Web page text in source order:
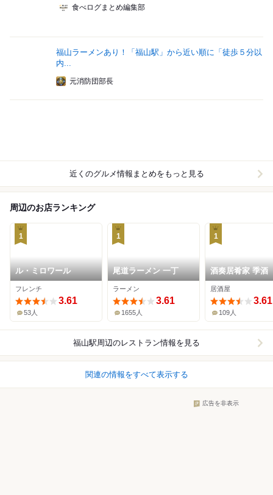
食べログまとめ編集部
福山ラーメンあり！「福山駅」から近い順に「徒歩５分以
内...
元消防団部長
近くのグルメ情報まとめをもっと見る
周辺のお店ランキング
1
ル・ミロワール
フレンチ
3.61
53人
1
尾道ラーメン 一丁
ラーメン
3.61
1655人
1
酒奏居肴家 季酒
居酒屋
3.61
109人
福山駅周辺のレストラン情報を見る
関連の情報をすべて表示する
広告を非表示